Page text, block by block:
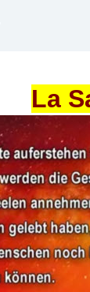
La